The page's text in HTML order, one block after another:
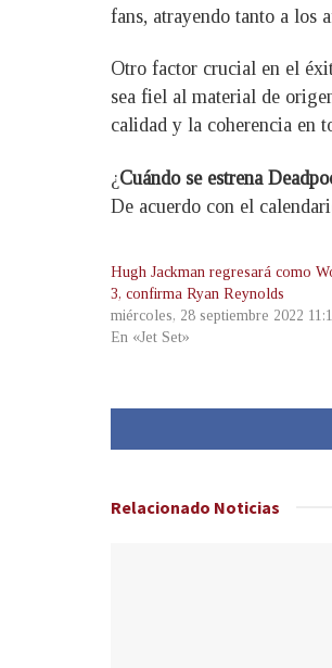
fans, atrayendo tanto a los
Otro factor crucial en el
sea fiel al material de
calidad y la coherencia en
¿Cuándo se estrena
De acuerdo con el
Hugh Jackman regresará como
3, confirma Ryan Reynolds
miércoles, 28 septiembre 2022
En «Jet Set»
Relacionado Noticias